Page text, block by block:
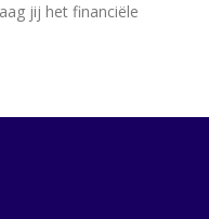
jij het financiële